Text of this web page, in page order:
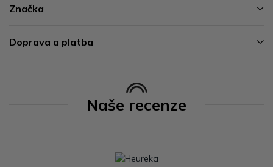
Značka
Doprava a platba
Naše recenze